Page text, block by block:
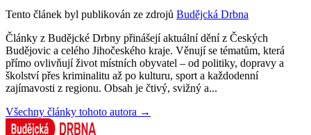
Tento článek byl publikován ze zdrojů Budějcká Drbna
Články z Budějcké Drbny přinášejí aktuální dění z Českých
Budějovic a celého Jihočeského kraje. Věnují se tématům, která
přímo ovlivňují život místních obyvatel – od politiky, dopravy a
školství přes kriminalitu až po kulturu, sport a každodenní
zajímavosti z regionu. Obsah je čtivý, svižný a...
Všechny články tohoto autora →